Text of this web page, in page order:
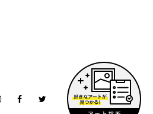
Instagram
FacebookTwitter